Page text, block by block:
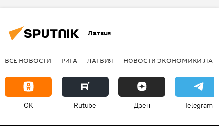
Латвия
ВСЕ НОВОСТИ РИГА ЛАТВИЯ НОВОСТИ ЭКОНОМИКИ
OK Rutube Дзен Telegram